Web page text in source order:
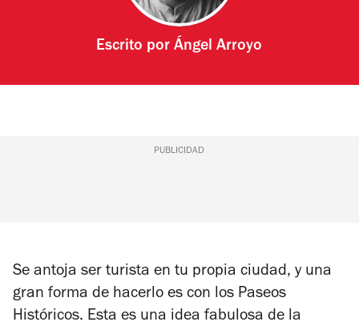
Escrito porÁngel Arroyo
PUBLICIDAD
Se antoja ser turista en tu propia ciudad, y una
gran forma de hacerlo es con los Paseos
Históricos. Esta es una idea fabulosa de la